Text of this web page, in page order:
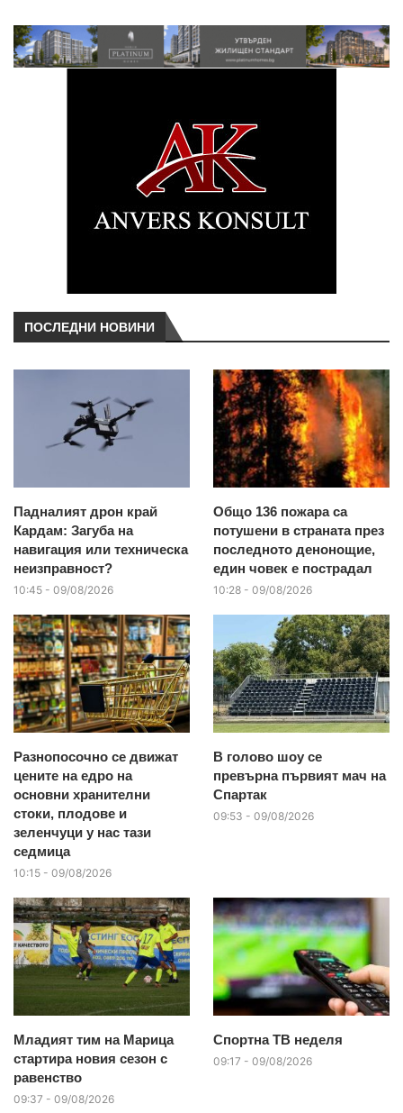
ПОСЛЕДНИ НОВИНИ
Падналият дрон край
Кардам: Загуба на
навигация или техническа
неизправност?
10:45 - 09/08/2026
Общо 136 пожара са
потушени в страната през
последното денонощие,
един човек е пострадал
10:28 - 09/08/2026
Разнопосочно се движат
цените на едро на
основни хранителни
стоки, плодове и
зеленчуци у нас тази
седмица
10:15 - 09/08/2026
В голово шоу се
превърна първият мач на
Спартак
09:53 - 09/08/2026
Младият тим на Марица
стартира новия сезон с
равенство
09:37 - 09/08/2026
Спортна ТВ неделя
09:17 - 09/08/2026